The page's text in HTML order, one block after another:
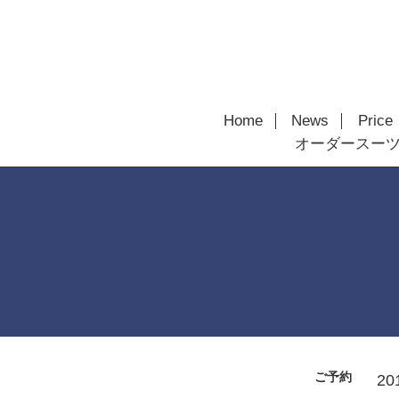
Home News
Price
オーダースー
ご予約